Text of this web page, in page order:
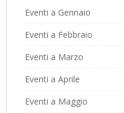
Eventi a Gennaio
Eventi a Febbraio
Eventi a Marzo
Eventi a Aprile
Eventi a Maggio